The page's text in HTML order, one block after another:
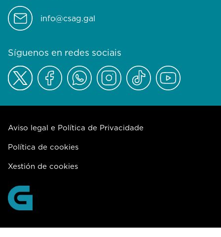
info@csag.gal
Síguenos en redes sociais
Aviso legal e Política de Privacidade
Política de cookies
Xestión de cookies